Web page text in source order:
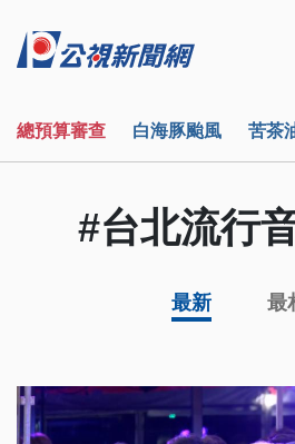
總預算審查 白海豚颱風 苦茶
#台北流行
最新 最